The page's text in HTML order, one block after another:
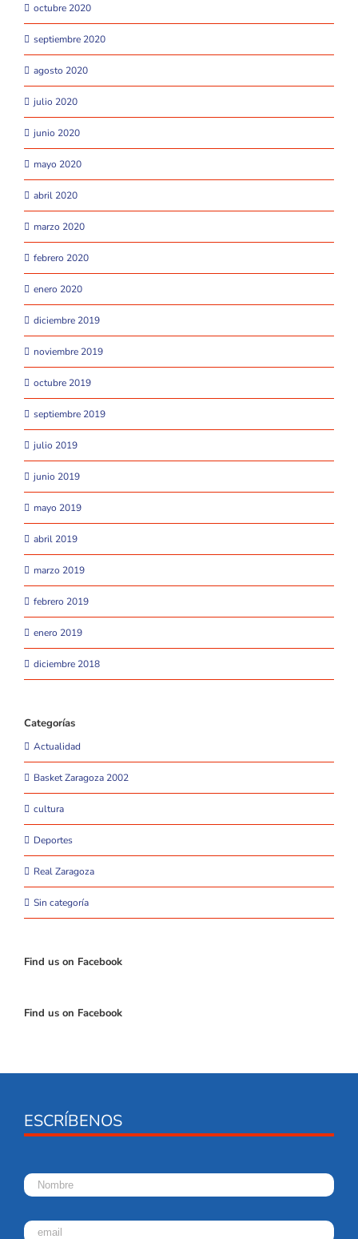
octubre 2020
septiembre 2020
agosto 2020
julio 2020
junio 2020
mayo 2020
abril 2020
marzo 2020
febrero 2020
enero 2020
diciembre 2019
noviembre 2019
octubre 2019
septiembre 2019
julio 2019
junio 2019
mayo 2019
abril 2019
marzo 2019
febrero 2019
enero 2019
diciembre 2018
Categorías
Actualidad
Basket Zaragoza 2002
cultura
Deportes
Real Zaragoza
Sin categoría
Find us on Facebook
Find us on Facebook
ESCRÍBENOS